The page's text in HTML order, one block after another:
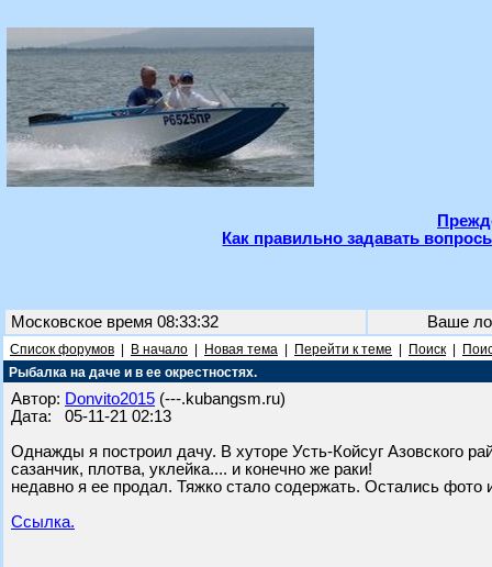
Как правильно задавать
Московское время 08:33:32 Ваше
Список форумов В начало Новая тема Перейти к теме Поиск
Рыбалка на даче и в ее окрестностях.
Автор: Donvito2015 (---.kubangsm.ru)
Дата: 05-11-21 02:13
Однажды я построил дачу. В хуторе Усть-Койсуг Азовского
сазанчик, плотва, уклейка.... и конечно же раки!
недавно я ее продал. Тяжко стало содержать. Остались фото
Ссылка.